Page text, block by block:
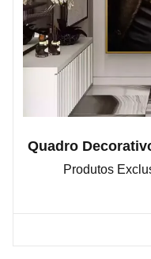
Quadro
Produtos